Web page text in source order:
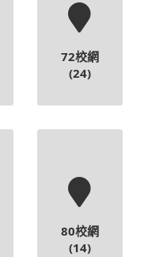
72校網
(24)
80校網
(14)